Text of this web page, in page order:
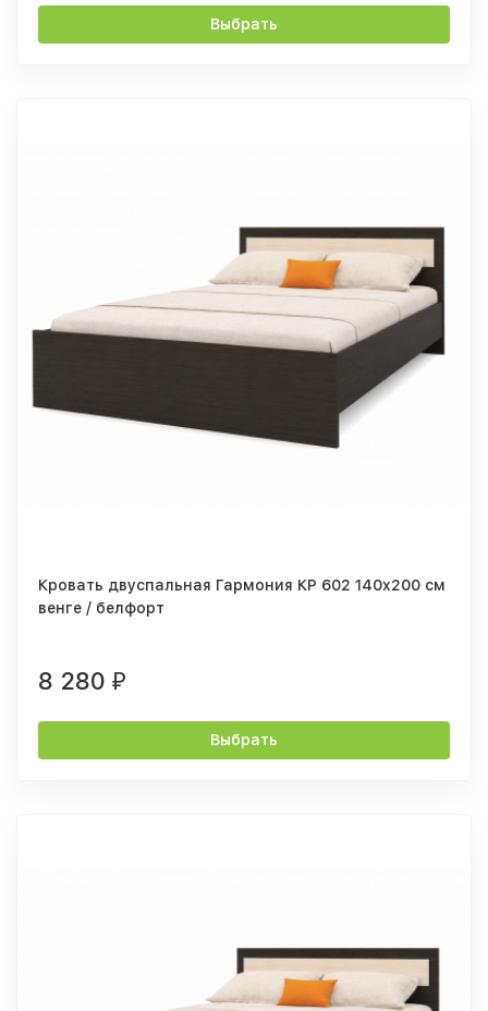
Выбрать
Кровать двуспальная Гармония КР 602 140x200 см
венге / белфорт
8 280 ₽
Выбрать